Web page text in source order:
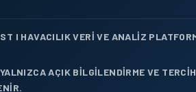
I HAVACILIK VERI VE ANALIZ
AÇIK BILGILENDIRME VE